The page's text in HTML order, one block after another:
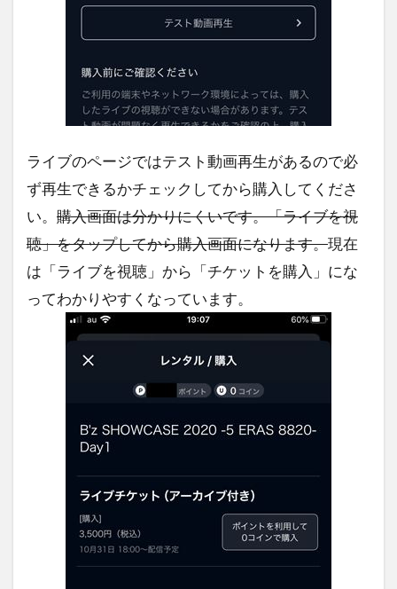
ライブのページではテスト動画再生があるので必
ず再生できるかチェックしてから購入してくださ
い。 購入画面は分かりにくいです。「ライブを視
聴」をタップしてから購入画面になります。現在
は「ライブを視聴」から「チケットを購入」にな
ってわかりやすくなっています。